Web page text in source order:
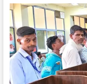
कार्यों
मूल्यांकन
हेतु
आयोजित
किया
जा
रहा
है